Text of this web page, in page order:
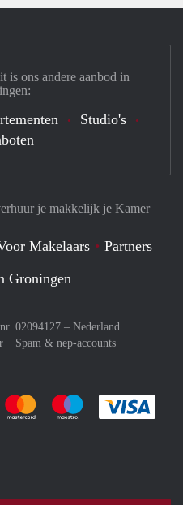
je makkelijk je Kamer
Makelaars
Partners
Groningen
02094127 – Nederland
Spam & nep-accounts
rekent gemakkelijk af met Paypal
Je rekent gemakkelijk af met
Je rekent
is ons andere aanbod in
Studio's